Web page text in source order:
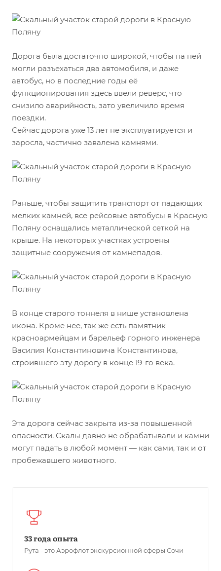
Дорога была достаточно широкой, чтобы на ней
могли разъехаться два автомобиля, и даже
автобус, но в последние годы её
функционирования здесь ввели реверс, что
снизило аварийность, зато увеличило время
поездки.
Сейчас дорога уже 13 лет не эксплуатируется и
заросла, частично завалена камнями.
Раньше, чтобы защитить транспорт от падающих
мелких камней, все рейсовые автобусы в Красную
Поляну оснащались металлической сеткой на
крыше. На некоторых участках устроены
защитные сооружения от камнепадов.
В конце старого тоннеля в нише установлена
икона. Кроме неё, так же есть памятник
красноармейцам и барельеф горного инженера
Василия Константиновича Константинова,
строившего эту дорогу в конце 19-го века.
Эта дорога сейчас закрыта из-за повышенной
опасности. Скалы давно не обрабатывали и камни
могут падать в любой момент — как сами, так и от
пробежавшего животного.
33 года опыта
Рута - это Аэрофлот экскурсионной сферы Сочи